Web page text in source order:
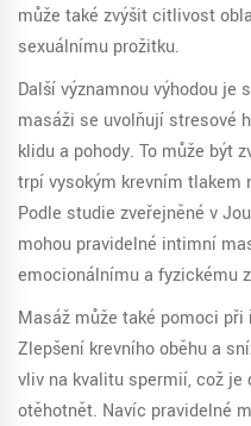
může také zvýšit citlivost
sexuálnímu prožitku.
Další významnou výhodou je
masáži se uvolňují stresové
klidu a pohody. To může být
trpí vysokým krevním tlakem
Podle studie zveřejněné v
mohou pravidelné intimní
emocionálnímu a fyzickému
Masáž může také pomoci při
Zlepšení krevního oběhu a
vliv na kvalitu spermií, což je
otěhotnět. Navíc pravidelné